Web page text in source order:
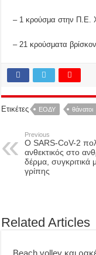
– 1 κρούσμα στην Π.Ε.
– 21 κρούσματα
Ετικέτες ΕΟΔΥ θάνατοι
Previous
Ο SARS-CoV-2
ανθεκτικός στο
δέρμα, συγκριτικά
γρίπης
Related Articles
Beach volley και